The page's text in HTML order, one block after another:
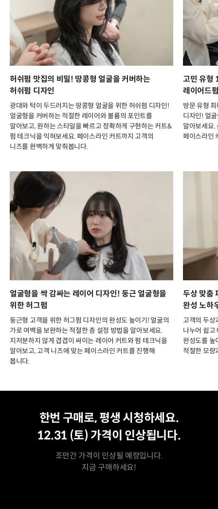
허쉬펌 맛집의 비밀! 땅콩형 얼굴을 커버하는
허쉬펌 디자인
광대와 턱이 두드러지는 땅콩형 얼굴을 위한 허쉬펌 디자인!
얼굴형을 커버하는 적절한 레이어와 볼륨의 포인트를
알아보고, 원하는 스타일을 빠르고 정확하게 구현하는 커트&
펌 테크닉을 익혀보세요. 페이스라인 커트까지 고객의
니즈를 완벽하게 맞춰봅니다.
고민 유형
레이어드
방문 유형
디자인! 얼
알아보세요.
페이스라인
얼굴형을 싹 감싸는 레이어 디자인! 둥근 얼굴형을
위한 허그펌
둥근형 고객을 위한 허그펌 디자인의 완성도 높이기! 얼굴의
가로 여백을 보완하는 적절한 층 설정 방법을 알아보세요.
지저분하지 않게 겹겹이 싸이는 레이어 커트와 펌 테크닉을
알아보고, 고객 니즈에 맞는 페이스라인 커트를 진행해
봅니다.
두상 맞춤
완성 노하
고객의 두상
나누어 쉽고
완성도를 높
적절한 모량
한번 구매로, 평생 시청하세요.
12.31 (토) 가격이 인상됩니다.
조만간 가격이 인상될 예정입니다.
지금 구매하세요!